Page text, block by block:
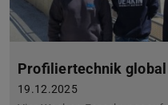
Profiliertechnik
19.12.2025